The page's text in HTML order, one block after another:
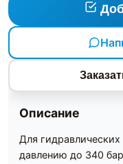
Описание
Для
давлению до 340